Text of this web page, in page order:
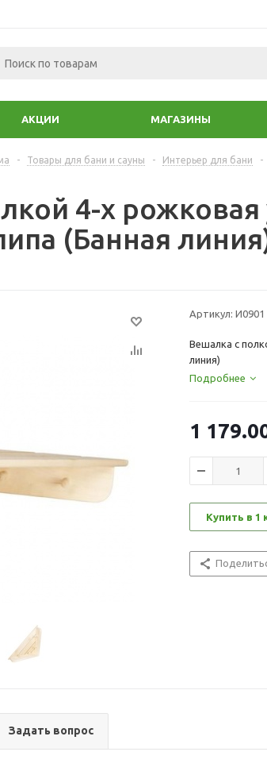
АКЦИИ МАГАЗИНЫ
- Товары для бани и сауны - Интерьер для бани -
4-х рожковая
(Банная
Артикул: И0901
Вешалка с
линия)
Подробнее
1
Купить в 1
Задать вопрос